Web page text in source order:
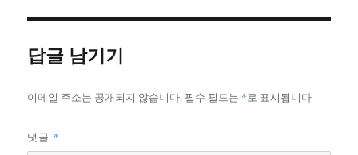
답글 남기기
이메일 주소는 공개되지 않습니다. 필수 필드는 *로 표시됩니다
댓글 *